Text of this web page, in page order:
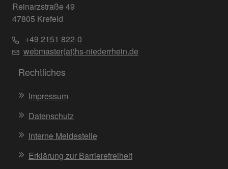
Reinarzstraße 49
47805 Krefeld
+49 2151 822-0
webmaster(at)hs-niederrhein.de
Rechtliches
Impressum
Datenschutz
Interne Meldestelle
Erklärung zur Barrierefreiheit